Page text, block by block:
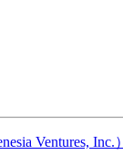
Ventures, Inc.）